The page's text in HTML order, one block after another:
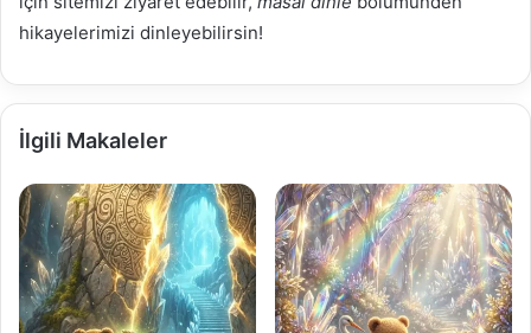
hikayelerimizi dinleyebilirsin!
İlgili Makaleler